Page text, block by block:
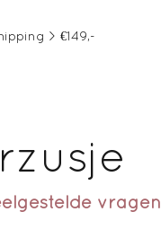
> €149,-
vragen